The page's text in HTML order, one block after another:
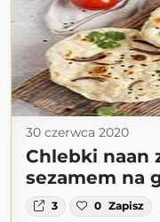
30 czerwca 2020
Chlebki naan
sezamem na
3 0 Zapisz